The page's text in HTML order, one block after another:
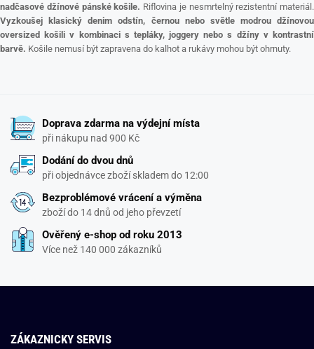
nadčasové džínové pánské košile. Riflovina je nesmrtelný rezistentní materiál.
Vyzkoušej klasický denim odstín, černou nebo světle modrou džínovou
oversized košili v kombinaci s tepláky, joggery nebo s džíny v kontrastní
barvě. Košile nemusí být zapravena do kalhot a rukávy mohou být ohrnuty.
Doprava zdarma na výdejní místa
při nákupu nad 900 Kč
Dodání do dvou dnů
při objednávce zboží skladem do 12:00
Bezproblémové vrácení a výměna
zboží do 14 dnů od jeho převzetí
Ověřený e-shop od roku 2013
Více než 140 000 zákazníků
ZÁKAZNICKY SERVIS